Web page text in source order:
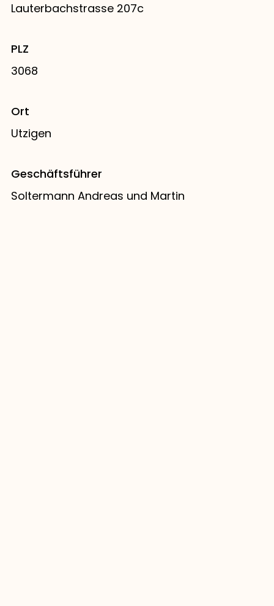
Lauterbachstrasse 207c
PLZ
3068
Ort
Utzigen
Geschäftsführer
Soltermann Andreas und Martin